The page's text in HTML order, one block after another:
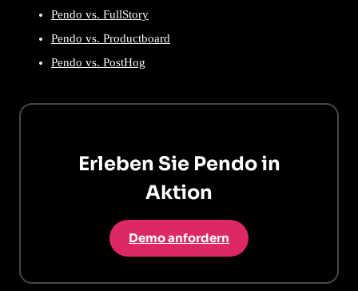
Pendo vs. FullStory
Pendo vs. Productboard
Pendo vs. PostHog
Erleben Sie Pendo in
Aktion
Demo anfordern